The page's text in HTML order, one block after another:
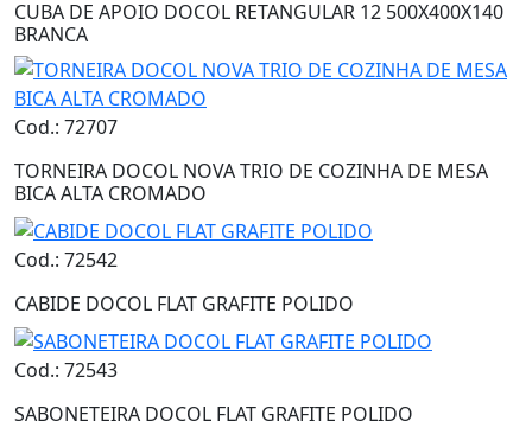
CUBA DE APOIO DOCOL RETANGULAR 12 500X400X140
BRANCA
Cod.: 72707
TORNEIRA DOCOL NOVA TRIO DE COZINHA DE MESA
BICA ALTA CROMADO
Cod.: 72542
CABIDE DOCOL FLAT GRAFITE POLIDO
Cod.: 72543
SABONETEIRA DOCOL FLAT GRAFITE POLIDO